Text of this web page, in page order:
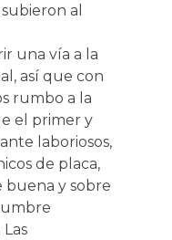
al
una vía a la
así que con
rumbo a la
el primer y
laboriosos,
de placa,
buena y sobre